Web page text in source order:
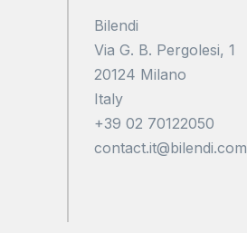
Bilendi
Via G. B. Pergolesi, 1
20124 Milano
Italy
+39 02 70122050
contact.it@bilendi.com